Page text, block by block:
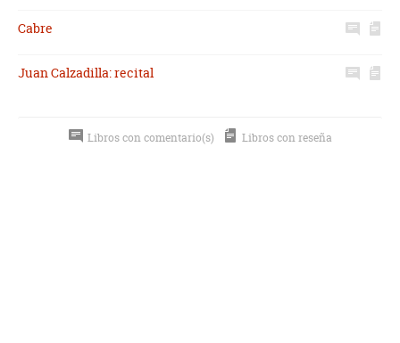
Cabre
Juan Calzadilla: recital
Libros con comentario(s) Libros con reseña